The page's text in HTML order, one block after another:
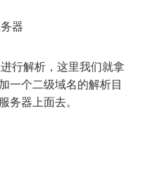
器
行解析，这里我们就拿
一个二级域名的解析目
务器上面去。